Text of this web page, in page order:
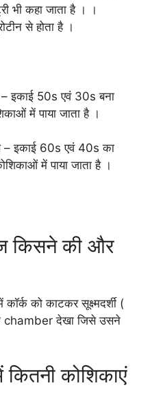
भी कहा जाता है । ।
से होता है ।
इकाई 50s एवं 30s बना
में पाया जाता है ।
– इकाई 60s एवं 40s का
में पाया जाता है ।
किसने की और
को काटकर सूक्ष्मदर्शी (
देखा जिसे उसने
कोशिकाएं